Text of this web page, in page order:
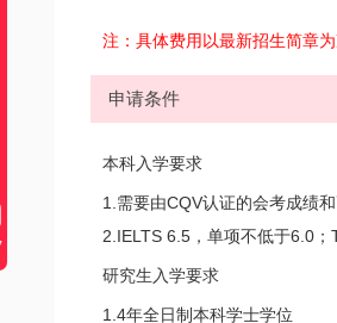
注：具体费用以最新招生简章
申请条件
本科入学要求
1.需要由CQV认证的会考成绩
2.IELTS 6.5，单项不低于6.0
研究生入学要求
1.4年全日制本科学士学位